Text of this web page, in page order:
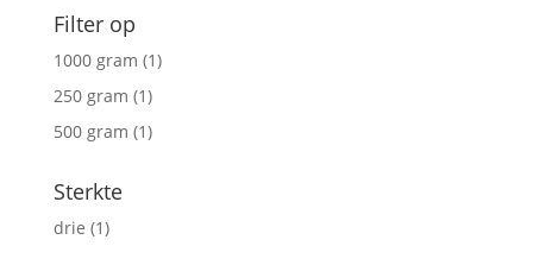
Filter op
1000 gram (1)
250 gram (1)
500 gram (1)
Sterkte
drie (1)